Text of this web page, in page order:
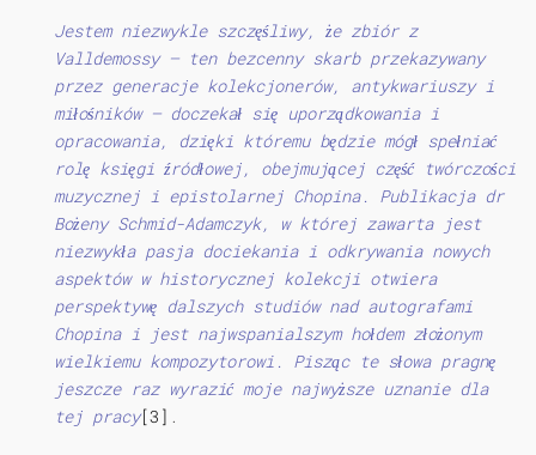
Jestem niezwykle szczęśliwy, że zbiór z
Valldemossy — ten bezcenny skarb przekazywany
przez generacje kolekcjonerów, antykwariuszy i
miłośników — doczekał się uporządkowania i
opracowania, dzięki któremu będzie mógł spełniać
rolę księgi źródłowej, obejmującej część twórczości
muzycznej i epistolarnej Chopina. Publikacja dr
Bożeny Schmid-Adamczyk, w której zawarta jest
niezwykła pasja dociekania i odkrywania nowych
aspektów w historycznej kolekcji otwiera
perspektywę dalszych studiów nad autografami
Chopina i jest najwspanialszym hołdem złożonym
wielkiemu kompozytorowi. Pisząc te słowa pragnę
jeszcze raz wyrazić moje najwyższe uznanie dla
tej pracy[3] .